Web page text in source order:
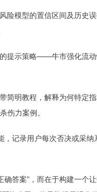
险模型的置信区间及历史
提示策略——牛市强化流
简明教程，解释为何特定
伤力案例。
，记录用户每次否决或采
确答案”，而在于构建一